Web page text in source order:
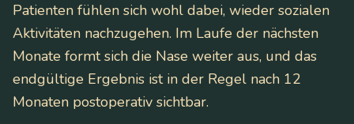
Patienten fühlen sich wohl dabei, wieder sozialen
Aktivitäten nachzugehen. Im Laufe der nächsten
Monate formt sich die Nase weiter aus, und das
endgültige Ergebnis ist in der Regel nach 12
Monaten postoperativ sichtbar.